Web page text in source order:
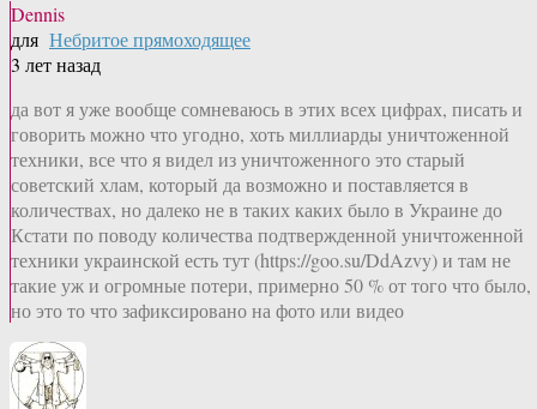
Dennis
для Небритое прямоходящее
3 лет назад
да вот я уже вообще сомневаюсь в этих всех цифрах, писать и
говорить можно что угодно, хоть миллиарды уничтоженной
техники, все что я видел из уничтоженного это старый
советский хлам, который да возможно и поставляется в
количествах, но далеко не в таких каких было в Украине до
Кстати по поводу количества подтвержденной уничтоженной
техники украинской есть тут (https://goo.su/DdAzvy) и там не
такие уж и огромные потери, примерно 50 % от того что было,
но это то что зафиксировано на фото или видео